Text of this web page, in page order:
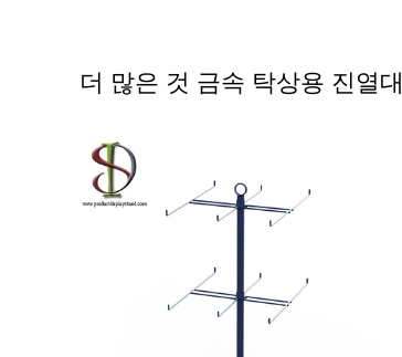
더 많은 것 금속 탁상용 진열대